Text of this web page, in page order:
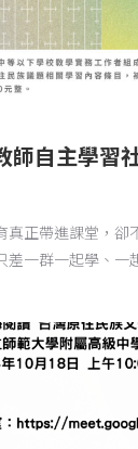
師自主學習
真正帶進課堂，卻
差一群一起學、一